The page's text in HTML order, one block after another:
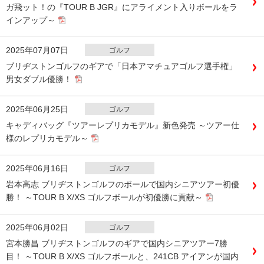
ガ飛ット！の『TOUR B JGR』にアライメント入りボールをラ
インアップ～
2025年07月07日 ゴルフ
ブリヂストンゴルフのギアで「日本アマチュアゴルフ選手権」
男女ダブル優勝！
2025年06月25日 ゴルフ
キャディバッグ『ツアーレプリカモデル』新色発売 ～ツアー仕
様のレプリカモデル～
2025年06月16日 ゴルフ
岩本高志 ブリヂストンゴルフのボールで国内シニアツアー初優
勝！ ～TOUR B X/XS ゴルフボールが初優勝に貢献～
2025年06月02日 ゴルフ
宮本勝昌 ブリヂストンゴルフのギアで国内シニアツアー7勝
目！ ～TOUR B X/XS ゴルフボールと、241CB アイアンが国内